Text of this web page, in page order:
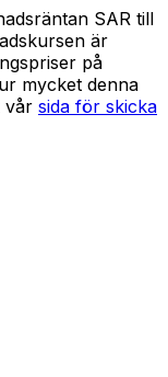
SAR till
på
mycket denna
vår sida för skicka